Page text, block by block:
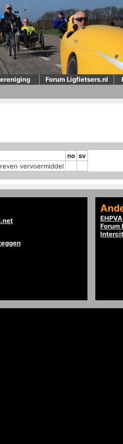
Forum Ligfietsers.nl
no sv
vervoermiddel
Forum